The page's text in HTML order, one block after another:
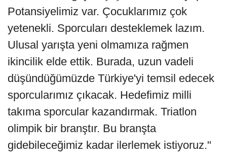
Potansiyelimiz var. Çocuklarımız çok
yetenekli. Sporcuları desteklemek lazım.
Ulusal yarışta yeni olmamıza rağmen
ikincilik elde ettik. Burada, uzun vadeli
düşündüğümüzde Türkiye'yi temsil edecek
sporcularımız çıkacak. Hedefimiz milli
takıma sporcular kazandırmak. Triatlon
olimpik bir branştır. Bu branşta
gidebileceğimiz kadar ilerlemek istiyoruz."